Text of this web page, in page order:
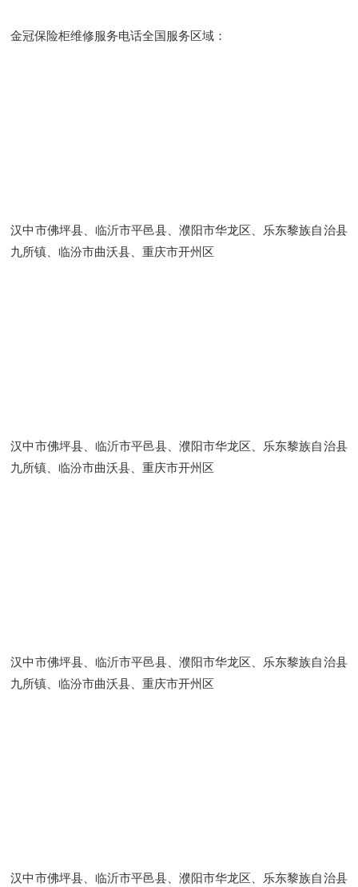
金冠保险柜维修服务电话全国服务区域：
汉中市佛坪县、临沂市平邑县、濮阳市华龙区、乐东黎族自治县
九所镇、临汾市曲沃县、重庆市开州区
汉中市佛坪县、临沂市平邑县、濮阳市华龙区、乐东黎族自治县
九所镇、临汾市曲沃县、重庆市开州区
汉中市佛坪县、临沂市平邑县、濮阳市华龙区、乐东黎族自治县
九所镇、临汾市曲沃县、重庆市开州区
汉中市佛坪县、临沂市平邑县、濮阳市华龙区、乐东黎族自治县